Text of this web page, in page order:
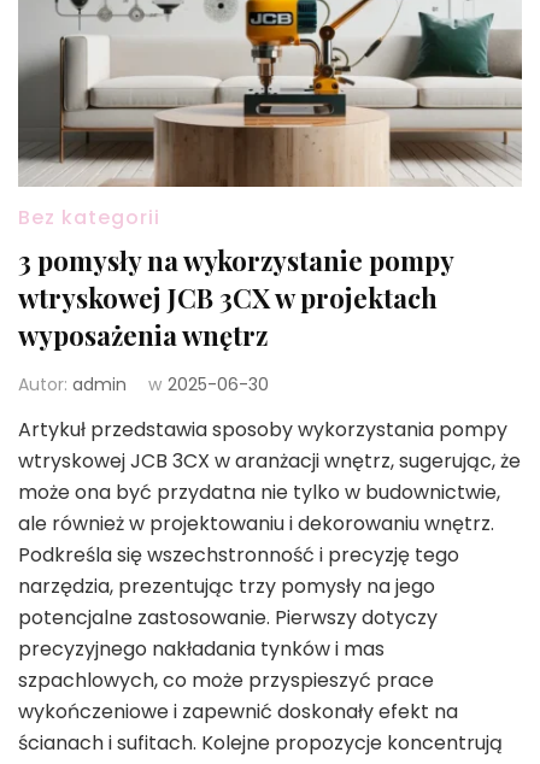
Bez kategorii
3 pomysły na wykorzystanie pompy
wtryskowej JCB 3CX w projektach
wyposażenia wnętrz
Autor: admin w 2025-06-30
Artykuł przedstawia sposoby wykorzystania pompy
wtryskowej JCB 3CX w aranżacji wnętrz, sugerując, że
może ona być przydatna nie tylko w budownictwie,
ale również w projektowaniu i dekorowaniu wnętrz.
Podkreśla się wszechstronność i precyzję tego
narzędzia, prezentując trzy pomysły na jego
potencjalne zastosowanie. Pierwszy dotyczy
precyzyjnego nakładania tynków i mas
szpachlowych, co może przyspieszyć prace
wykończeniowe i zapewnić doskonały efekt na
ścianach i sufitach. Kolejne propozycje koncentrują